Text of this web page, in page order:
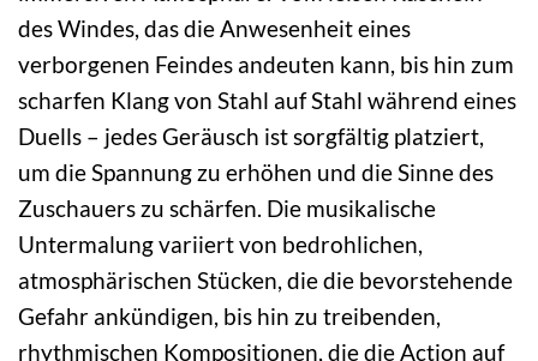
des Windes, das die Anwesenheit eines
verborgenen Feindes andeuten kann, bis hin zum
scharfen Klang von Stahl auf Stahl während eines
Duells – jedes Geräusch ist sorgfältig platziert,
um die Spannung zu erhöhen und die Sinne des
Zuschauers zu schärfen. Die musikalische
Untermalung variiert von bedrohlichen,
atmosphärischen Stücken, die die bevorstehende
Gefahr ankündigen, bis hin zu treibenden,
rhythmischen Kompositionen, die die Action auf